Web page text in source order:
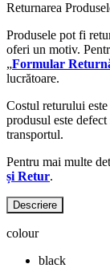
Returnarea
Produsele pot fi
oferi un motiv.
„Formular
lucrătoare.
Costul returului
produsul este
transportul.
Pentru mai multe
și Retur.
Descriere
colour
black